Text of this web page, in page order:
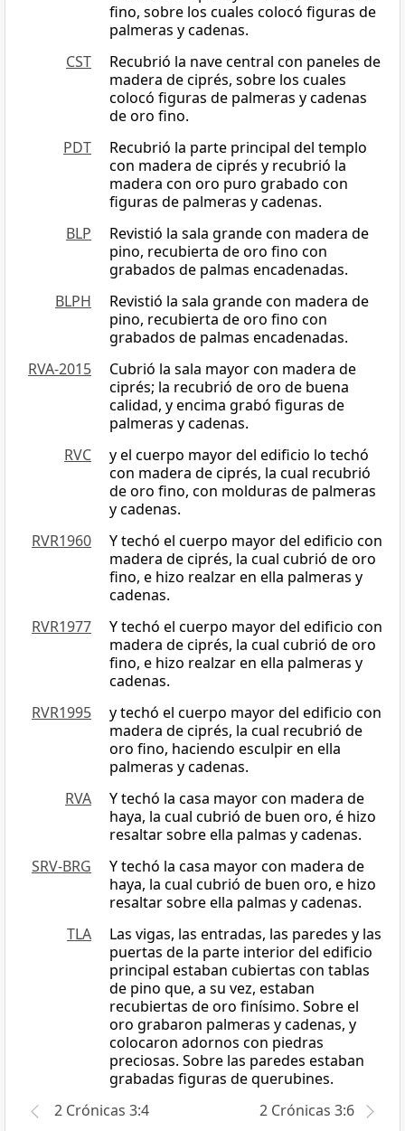
fino, sobre los cuales colocó figuras de
palmeras y cadenas.
CST
Recubrió la nave central con paneles de
madera de ciprés, sobre los cuales
colocó figuras de palmeras y cadenas
de oro fino.
PDT
Recubrió la parte principal del templo
con madera de ciprés y recubrió la
madera con oro puro grabado con
figuras de palmeras y cadenas.
BLP
Revistió la sala grande con madera de
pino, recubierta de oro fino con
grabados de palmas encadenadas.
BLPH
Revistió la sala grande con madera de
pino, recubierta de oro fino con
grabados de palmas encadenadas.
RVA-2015
Cubrió la sala mayor con madera de
ciprés; la recubrió de oro de buena
calidad, y encima grabó figuras de
palmeras y cadenas.
RVC
y el cuerpo mayor del edificio lo techó
con madera de ciprés, la cual recubrió
de oro fino, con molduras de palmeras
y cadenas.
RVR1960
Y techó el cuerpo mayor del edificio con
madera de ciprés, la cual cubrió de oro
fino, e hizo realzar en ella palmeras y
cadenas.
RVR1977
Y techó el cuerpo mayor del edificio con
madera de ciprés, la cual cubrió de oro
fino, e hizo realzar en ella palmeras y
cadenas.
RVR1995
y techó el cuerpo mayor del edificio con
madera de ciprés, la cual recubrió de
oro fino, haciendo esculpir en ella
palmeras y cadenas.
RVA
Y techó la casa mayor con madera de
haya, la cual cubrió de buen oro, é hizo
resaltar sobre ella palmas y cadenas.
SRV-BRG
Y techó la casa mayor con madera de
haya, la cual cubrió de buen oro, e hizo
resaltar sobre ella palmas y cadenas.
TLA
Las vigas, las entradas, las paredes y las
puertas de la parte interior del edificio
principal estaban cubiertas con tablas
de pino que, a su vez, estaban
recubiertas de oro finísimo. Sobre el
oro grabaron palmeras y cadenas, y
colocaron adornos con piedras
preciosas. Sobre las paredes estaban
grabadas figuras de querubines.
2 Crónicas 3:4
2 Crónicas 3:6